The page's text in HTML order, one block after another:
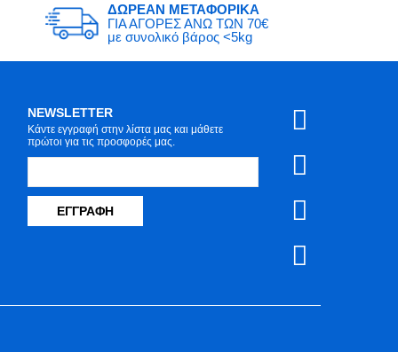
ΔΩΡΕΑΝ ΜΕΤΑΦΟΡΙΚΑ
ΓΙΑ ΑΓΟΡΕΣ ΑΝΩ ΤΩΝ 70€
με συνολικό βάρος <5kg
NEWSLETTER
Κάντε εγγραφή στην λίστα μας και μάθετε
πρώτοι για τις προσφορές μας.
ΕΓΓΡΑΦΉ